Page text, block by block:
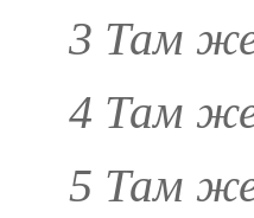
3 Там
4 Там
5 Там